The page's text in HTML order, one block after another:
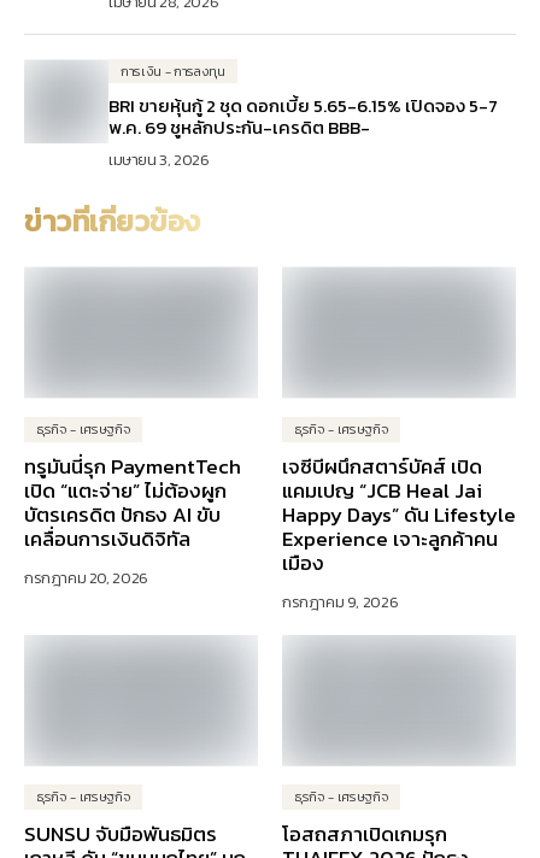
การเงิน - การลงทุน
BRI ขายหุ้นกู้ 2 ชุด ดอกเบี้ย 5.65-6.15% เปิดจอง 5-7
พ.ค. 69 ชูหลักประกัน-เครดิต BBB-
เมษายน 3, 2026
ข่าวที่เกี่ยวข้อง
ธุรกิจ - เศรษฐกิจ
ทรูมันนี่รุก PaymentTech
เปิด “แตะจ่าย” ไม่ต้องผูก
บัตรเครดิต ปักธง AI ขับ
เคลื่อนการเงินดิจิทัล
กรกฎาคม 20, 2026
ธุรกิจ - เศรษฐกิจ
เจซีบีผนึกสตาร์บัคส์ เปิด
แคมเปญ “JCB Heal Jai
Happy Days” ดัน Lifestyle
Experience เจาะลูกค้าคน
เมือง
กรกฎาคม 9, 2026
ธุรกิจ - เศรษฐกิจ
SUNSU จับมือพันธมิตร
ธุรกิจ - เศรษฐกิจ
โอสถสภาเปิดเกมรุก